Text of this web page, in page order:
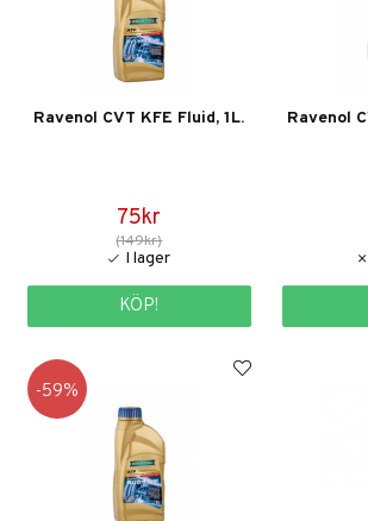
Ravenol CVT KFE Fluid, 1L.
75kr
(149kr)
KÖP!
Ravenol
59